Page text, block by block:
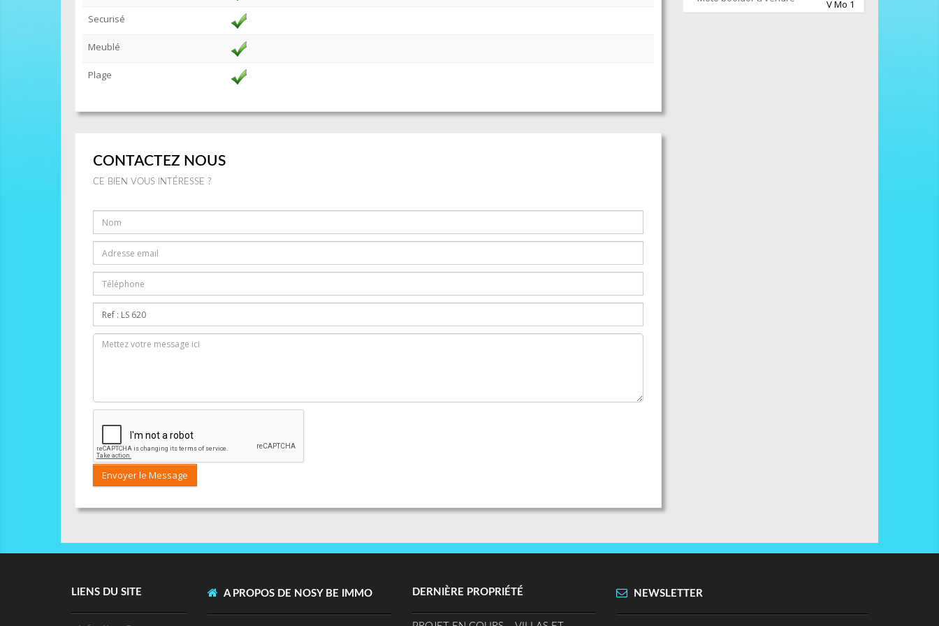
Securisé
Meublé
Plage
CONTACTEZ NOUS
CE BIEN VOUS INTÉRESSE ?
Envoyer le Message
V Mo 1
LIENS DU SITE A PROPOS DE NOSY BE IMMO DERNIÈRE PROPRIÉTÉ NEWSLETTER